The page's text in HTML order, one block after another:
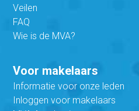
Veilen
FAQ
Wie is de MVA?
Voor makelaars
Informatie voor onze leden
Inloggen voor makelaars